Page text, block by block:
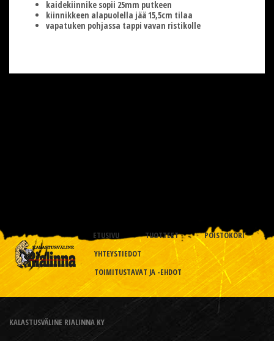
kaidekiinnike sopii 25mm putkeen
kiinnikkeen alapuolella jää 15,5cm tilaa
vapatuken pohjassa tappi vavan ristikolle
ETUSIVU TUOTTEET
POISTOKORI
YHTEYSTIEDOT
TOIMITUSTAVAT JA -EHDOT
KALASTUSVÄLINE RIALINNA KY